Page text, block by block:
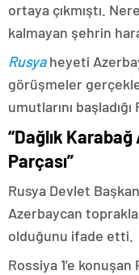
ortaya çıkmıştı.
kalmayan şehrin
Rusyaheyeti
görüşmeler
umutlarını
“Dağlık Karabağ
Parçası”
Rusya Devlet
Azerbaycan
olduğunu ifade etti.
Rossiya 1’e